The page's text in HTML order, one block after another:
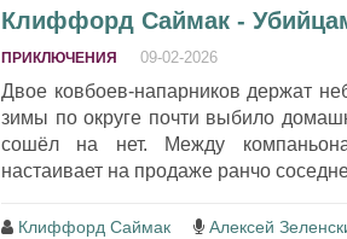
Клиффорд Саймак -
ПРИКЛЮЧЕНИЯ 09-02-2026
Двое ковбоев-напарников держат
зимы по округе почти выбило
сошёл на нет. Между
настаивает на продаже ранчо
Клиффорд Саймак Алексей